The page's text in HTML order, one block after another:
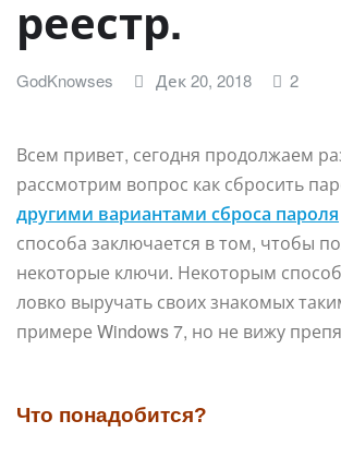
реестр.
GodKnowses Дек 20, 2018 2
Всем привет, сегодня продолжаем
рассмотрим вопрос как сбросить
другими вариантами сброса пароля
способа заключается в том, чтобы
некоторые ключи. Некоторым
ловко выручать своих знакомых
примере Windows 7, но не вижу
Что понадобится?